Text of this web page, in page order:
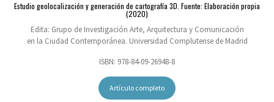
Estudio geolocalización y generación de cartografía 3D. Fuente: Elaboración propia
(2020)
Edita: Grupo de Investigación Arte, Arquitectura y Comunicación
en la Ciudad Contemporánea. Universidad Complutense de Madrid
ISBN: 978-84-09-26948-8
Artículo completo